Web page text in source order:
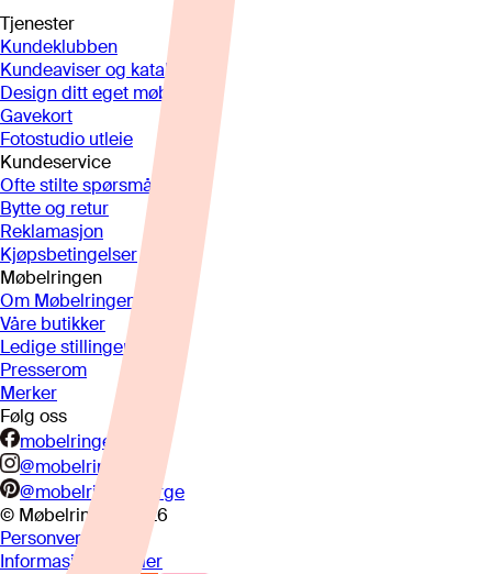
Tjenester
Kundeklubben
Kundeaviser og kataloger
Design ditt eget møbel
Gavekort
Fotostudio utleie
Kundeservice
Ofte stilte spørsmål
Bytte og retur
Reklamasjon
Kjøpsbetingelser
Møbelringen
Om Møbelringen
Våre butikker
Ledige stillinger
Presserom
Merker
Følg oss
mobelringen.no
@mobelringen
@mobelringennorge
© Møbelringen
2026
Personvern
Informasjonskapsler